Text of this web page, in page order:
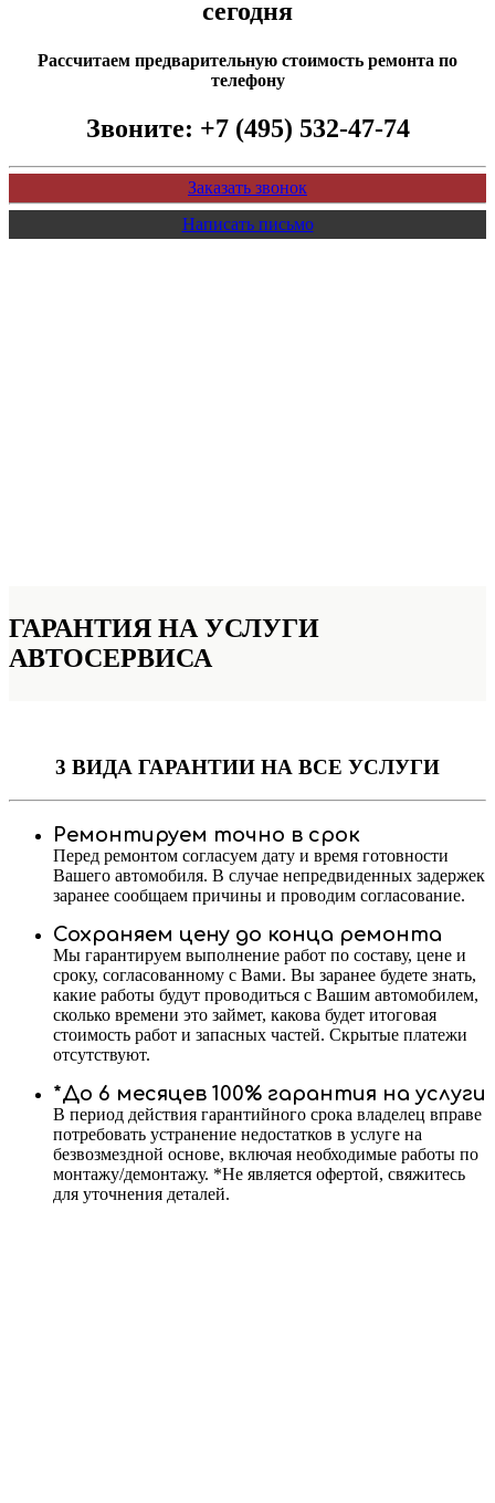
сегодня
Рассчитаем предварительную стоимость ремонта по
телефону
Звоните: +7 (495) 532-47-74
Заказать звонок
Написать письмо
ГАРАНТИЯ НА УСЛУГИ
АВТОСЕРВИСА
3 ВИДА ГАРАНТИИ НА ВСЕ УСЛУГИ
Ремонтируем точно в срок
Перед ремонтом согласуем дату и время готовности
Вашего автомобиля. В случае непредвиденных задержек
заранее сообщаем причины и проводим согласование.
Сохраняем цену до конца ремонта
Мы гарантируем выполнение работ по составу, цене и
сроку, согласованному с Вами. Вы заранее будете знать,
какие работы будут проводиться с Вашим автомобилем,
сколько времени это займет, какова будет итоговая
стоимость работ и запасных частей. Скрытые платежи
отсутствуют.
*До 6 месяцев 100% гарантия на услуги
В период действия гарантийного срока владелец вправе
потребовать устранение недостатков в услуге на
безвозмездной основе, включая необходимые работы по
монтажу/демонтажу. *Не является офертой, свяжитесь
для уточнения деталей.